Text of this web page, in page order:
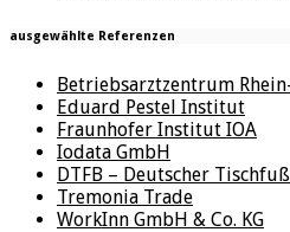
ausgewählte Referenzen
Betriebsarztzentrum
Eduard Pestel Institut
Fraunhofer Institut IOA
Iodata GmbH
DTFB – Deutscher
Tremonia Trade
WorkInn GmbH & Co. KG